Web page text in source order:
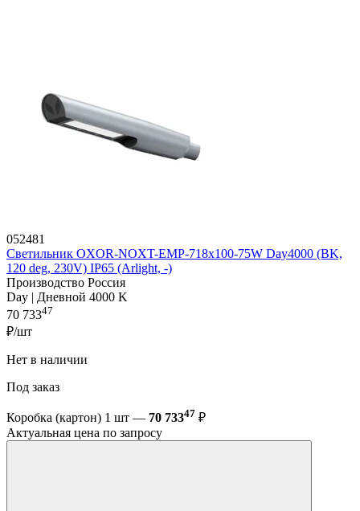
052481
Светильник OXOR-NOXT-EMP-718x100-75W Day4000 (BK,
120 deg, 230V) IP65 (Arlight, -)
Производство Россия
Day | Дневной 4000 K
70 73347
₽/шт
Нет в наличии
Под заказ
Коробка (картон) 1 шт — 70 73347 ₽
Актуальная цена по запросу